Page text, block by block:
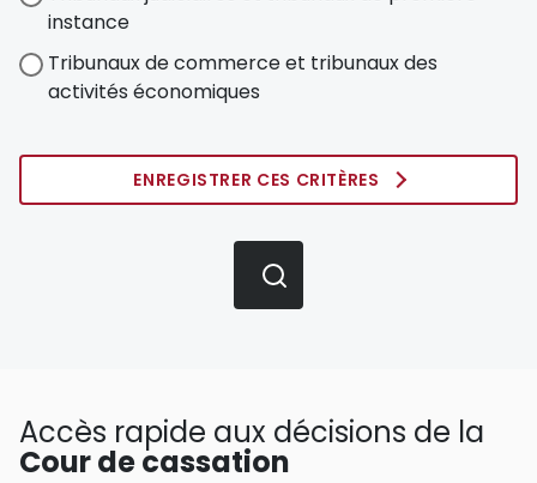
instance
Tribunaux de commerce et tribunaux des
activités économiques
ENREGISTRER CES CRITÈRES
Accès rapide aux décisions de la
Cour de cassation